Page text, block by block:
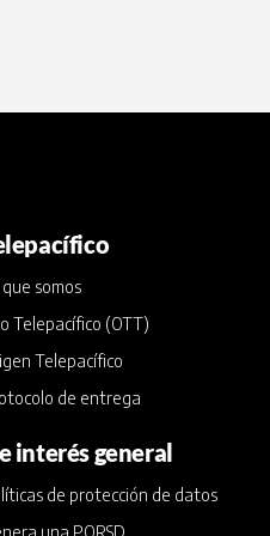
somos
Telepacífico (OTT)
Telepacífico
de entrega
interés general
de protección de datos
una PQRSD